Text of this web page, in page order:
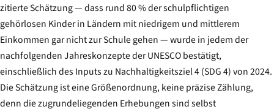
zitierte Schätzung — dass rund 80 % der schulpflichtigen
gehörlosen Kinder in Ländern mit niedrigem und mittlerem
Einkommen gar nicht zur Schule gehen — wurde in jedem der
nachfolgenden Jahreskonzepte der UNESCO bestätigt,
einschließlich des Inputs zu Nachhaltigkeitsziel 4 (SDG 4) von 2024.
Die Schätzung ist eine Größenordnung, keine präzise Zählung,
denn die zugrundeliegenden Erhebungen sind selbst